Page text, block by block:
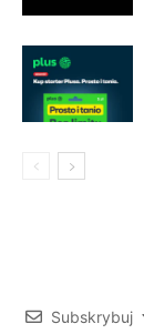
Subskrybuj